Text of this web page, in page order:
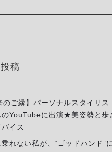
稿
のご縁】パーソナルスタイリス
のYouTubeに出演★美姿勢と歩
イス
乗れない私が、“ゴッドハンド”